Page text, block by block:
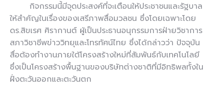
กิจกรรมนี้มีจุดประสงค์ที่จะเตือนให้ประชาชนและรัฐบาล
ให้สำคัญในเรื่องของเสรีภาพสื่อมวลชน ซึ่งโดยเฉพาะโดย
ดร.สิขเรศ ศิรากานต์ ผู้เป็นประธานอนุกรรมการฝ่ายวิชาการ
สภาวิชาชีพข่าววิทยุและโทรทัศน์ไทย ซึ่งได้กล่าวว่า ปัจจุบัน
สื่อต้องทำงานภายใต้โครงสร้างใหม่ที่สัมพันธ์กับเทคโนโลยี
ซึ่งเป็นโครงสร้างพื้นฐานของบริษัทต่างชาติที่มีอิทธิพลทั้งใน
ฝั่งตะวันออกและตะวันตก